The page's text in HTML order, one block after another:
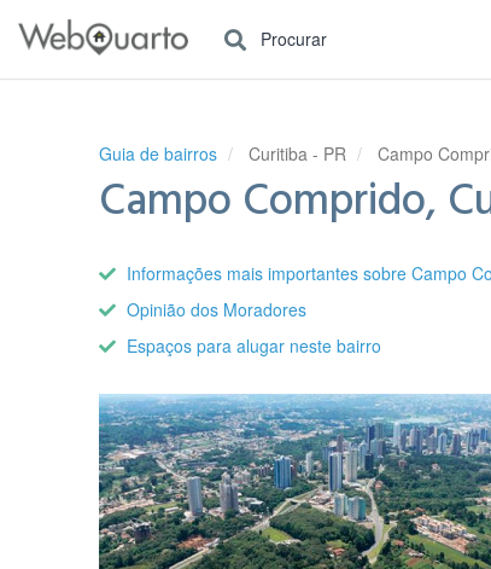
Procurar
Guia de bairros Curitiba - PR Campo
Campo Comprido,
Informações mais importantes sobre Campo
Opinião dos Moradores
Espaços para alugar neste bairro